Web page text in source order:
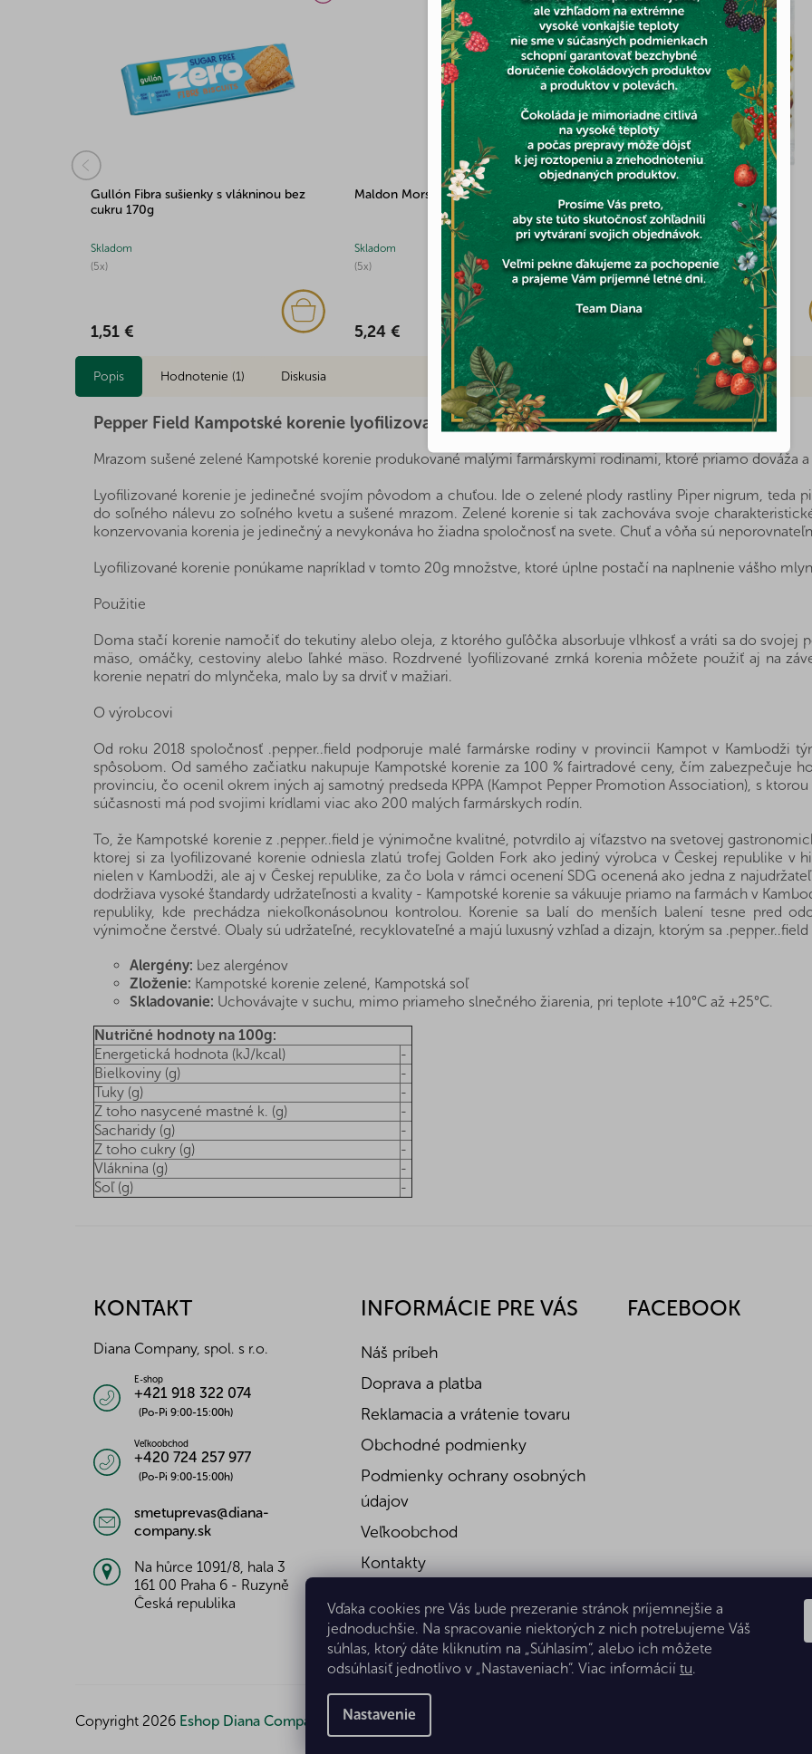
Vďaka cookies pre Vás bude prezeranie stránok príjemnejšie a
jednoduchšie. Na spracovanie niektorých z nich potrebujeme Váš
súhlas, ktorý dáte kliknutím na „Súhlasím“, alebo ich môžete
odsúhlasiť jednotlivo v „Nastaveniach“. Viac informácií tu.
Nastavenie
Gullón Fibra sušienky s vlákninou bez
cukru 170g
(5x)
Skladom
1,51 €
Maldon Morská soľ 250g
(5x)
Skladom
5,24 €
Pistáciové jadrá 100g
(4x)
Skladom
4,26 €
Popis Hodnotenie (1) Diskusia
Pepper Field Kampotské korenie lyofilizované zelené EXCLUSIVE - doypack 20g
Mrazom sušené zelené Kampotské korenie produkované malými farmárskymi rodinami, ktoré priamo dováža
Lyofilizované korenie je jedinečné svojím pôvodom a chuťou. Ide o zelené plody rastliny Piper nigrum, teda
do soľného nálevu zo soľného kvetu a sušené mrazom. Zelené korenie si tak zachováva svoje
konzervovania korenia je jedinečný a nevykonáva ho žiadna spoločnosť na svete. Chuť a vôňa sú
Lyofilizované korenie ponúkame napríklad v tomto 20g množstve, ktoré úplne postačí na naplnenie vášho
Použitie
Doma stačí korenie namočiť do tekutiny alebo oleja, z ktorého guľôčka absorbuje vlhkosť a vráti sa do svojej
mäso, omáčky, cestoviny alebo ľahké mäso. Rozdrvené lyofilizované zrnká korenia môžete použiť aj na
korenie nepatrí do mlynčeka, malo by sa drviť v mažiari.
O výrobcovi
Od roku 2018 spoločnosť .pepper..field podporuje malé farmárske rodiny v provincii Kampot v Kambodži
spôsobom. Od samého začiatku nakupuje Kampotské korenie za 100 % fairtradové ceny, čím zabezpečuje
provinciu, čo ocenil okrem iných aj samotný predseda KPPA (Kampot Pepper Promotion Association), s
súčasnosti má pod svojimi krídlami viac ako 200 malých farmárskych rodín.
To, že Kampotské korenie z .pepper..field je výnimočne kvalitné, potvrdilo aj víťazstvo na svetovej
ktorej si za lyofilizované korenie odniesla zlatú trofej Golden Fork ako jediný výrobca v Českej republike v
nielen v Kambodži, ale aj v Českej republike, za čo bola v rámci ocenení SDG ocenená ako jedna z
dodržiava vysoké štandardy udržateľnosti a kvality - Kampotské korenie sa vákuuje priamo na farmách v
republiky, kde prechádza niekoľkonásobnou kontrolou. Korenie sa balí do menších balení tesne pred
výnimočne čerstvé. Obaly sú udržateľné, recyklovateľné a majú luxusný vzhľad a dizajn, ktorým sa .pepper..field
Alergény: bez alergénov
Zloženie: Kampotské korenie zelené, Kampotská soľ
Skladovanie: Uchovávajte v suchu, mimo priameho slnečného žiarenia, pri teplote +10°C až +25°C.
Nutričné hodnoty na 100g:
Energetická hodnota (kJ/kcal)
-
Bielkoviny (g)
-
Tuky (g)
-
Z toho nasycené mastné k. (g)
-
Sacharidy (g)
-
Z toho cukry (g)
-
Vláknina (g)
-
Soľ (g)
-
KONTAKT
Diana Company, spol. s r.o.
E-shop
+421 918 322 074
(Po-Pi 9:00-15:00h)
Veľkoobchod
+420 724 257 977
(Po-Pi 9:00-15:00h)
smetuprevas@diana-
company.sk
Na hůrce 1091/8, hala 3
161 00 Praha 6 - Ruzyně
Česká republika
INFORMÁCIE PRE VÁS
Náš príbeh
Doprava a platba
Reklamacia a vrátenie tovaru
Obchodné podmienky
Podmienky ochrany osobných
údajov
Veľkoobchod
Kontakty
FACEBOOK
Copyright 2026 Eshop Diana Company, spol. s r.o.. Všetky práva vyhradené.